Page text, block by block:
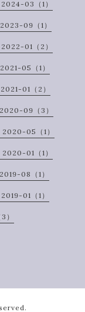
2024-03（1）
2023-09（1）
2022-01（2）
2021-05（1）
2021-01（2）
2020-09（3）
2020-05（1）
2020-01（1）
2019-08（1）
2019-01（1）
）